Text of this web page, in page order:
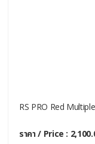
RS PRO Red
ราคา / Price :